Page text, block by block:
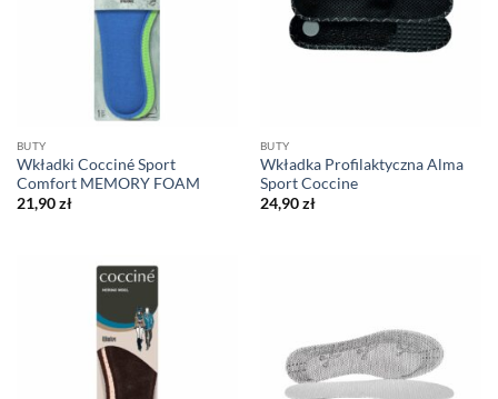
BUTY
Wkładki Cocciné Sport
Comfort MEMORY FOAM
21,90zł
BUTY
Wkładka Profilaktyczna Alma
Sport Coccine
24,90zł